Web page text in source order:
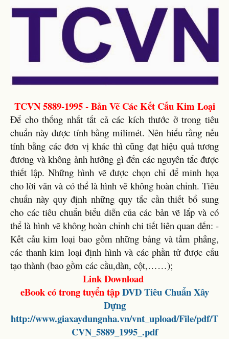
TCVN 5889-1995 - Bản Vẽ Các Kết Cấu Kim Loại
Để cho thống nhất tất cả các kích thước ở trong tiêu
chuẩn này được tính bằng milimét. Nên hiểu rằng nếu
tính bằng các đơn vị khác thì cũng đạt hiệu quả tương
đương và không ảnh hưởng gì đến các nguyên tắc được
thiết lập. Những hình vẽ được chọn chỉ để minh họa
cho lời văn và có thể là hình vẽ không hoàn chỉnh. Tiêu
chuẩn này quy định những quy tắc cần thiết bổ sung
cho các tiêu chuẩn biểu diễn của các bản vẽ lắp và có
thể là hình vẽ không hoàn chỉnh chi tiết liên quan đến: -
Kết cấu kim loại bao gồm những bảng và tấm phẳng,
các thanh kim loại định hình và các phần tử được cấu
tạo thành (bao gồm các cầu,dàn, cột,……);
Link Download
eBook có trong tuyển tậpDVDTiêu Chuẩn Xây
Dựng
http://www.giaxaydungnha.vn/vnt_upload/File/pdf/T
CVN_5889_1995_.pdf